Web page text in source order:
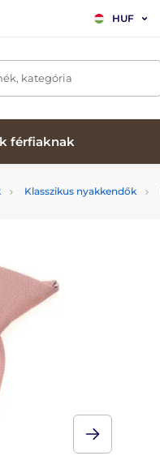
HUF
kategória
férfiaknak
Klasszikus nyakkendők